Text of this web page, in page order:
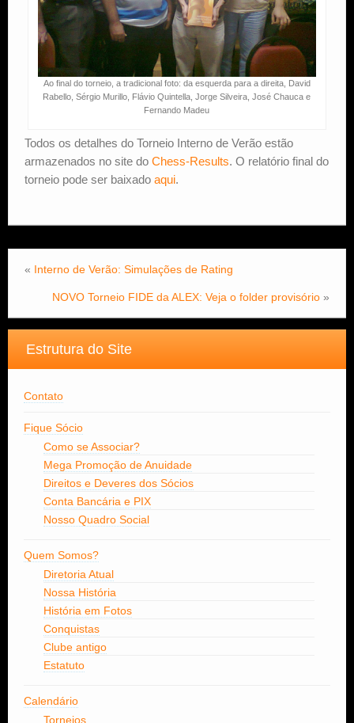
Ao final do torneio, a tradicional foto: da esquerda para a direita, David
Rabello, Sérgio Murillo, Flávio Quintella, Jorge Silveira, José Chauca e
Fernando Madeu
Todos os detalhes do Torneio Interno de Verão estão
armazenados no site do Chess-Results. O relatório final do
torneio pode ser baixado aqui.
« Interno de Verão: Simulações de Rating
NOVO Torneio FIDE da ALEX: Veja o folder provisório »
Estrutura do Site
Contato
Fique Sócio
Como se Associar?
Mega Promoção de Anuidade
Direitos e Deveres dos Sócios
Conta Bancária e PIX
Nosso Quadro Social
Quem Somos?
Diretoria Atual
Nossa História
História em Fotos
Conquistas
Clube antigo
Estatuto
Calendário
Torneios